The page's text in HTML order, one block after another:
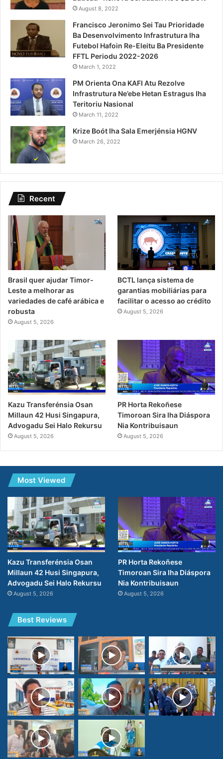
August 8, 2022
Francisco Jeronimo Sei Tau Prioridade
Ba Desenvolvimento Infrastrutura Iha
Futebol Hafoin Re-Eleitu Ba Presidente
FFTL Periodu 2022-2026
March 1, 2022
PM Orienta Ona KAFI Atu Rezolve
Infrastrutura Ne’ebe Hetan Estragus Iha
Teritoriu Nasional
March 11, 2022
Krize Boót Iha Sala Emerjénsia HGNV
March 26, 2022
Recent
Brasil quer ajudar Timor-
Leste a melhorar as
variedades de café arábica e
robusta
August 5, 2026
BCTL lança sistema de
garantias mobiliárias para
facilitar o acesso ao crédito
August 5, 2026
Kazu Transferénsia Osan
Millaun 42 Husi Singapura,
Advogadu Sei Halo Rekursu
August 5, 2026
PR Horta Rekoñese
Timoroan Sira Iha Diáspora
Nia Kontribuisaun
August 5, 2026
Most Viewed
Kazu Transferénsia Osan
Millaun 42 Husi Singapura,
Advogadu Sei Halo Rekursu
August 5, 2026
PR Horta Rekoñese
Timoroan Sira Iha Diáspora
Nia Kontribuisaun
August 5, 2026
Best Reviews